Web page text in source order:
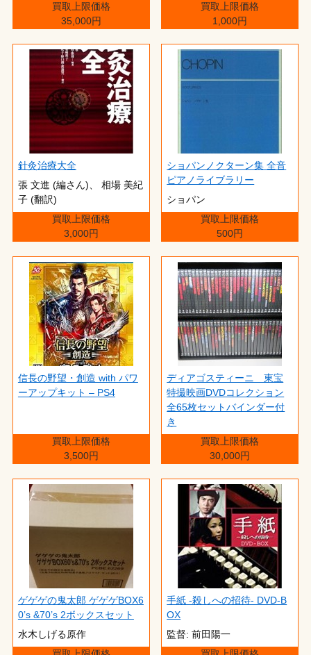
買取上限価格
35,000円
買取上限価格
1,000円
針灸治療大全
張 文進 (編さん)、 相場 美紀
子 (翻訳)
買取上限価格
3,000円
ショパンノクターン集 全音
ピアノライブラリー
ショパン
買取上限価格
500円
信長の野望・創造 with パワ
ーアップキット – PS4
買取上限価格
3,500円
ディアゴスティーニ 東宝
特撮映画DVDコレクション
全65枚セットバインダー付
き
買取上限価格
30,000円
ゲゲゲの鬼太郎 ゲゲゲBOX6
0’s &70’s 2ボックスセット
水木しげる原作
手紙 -殺しへの招待- DVD-B
OX
監督: 前田陽一